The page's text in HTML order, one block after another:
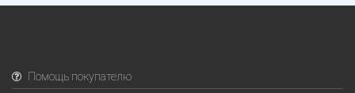
Помощь покупателю